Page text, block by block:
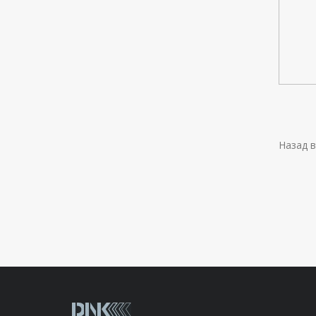
Назад